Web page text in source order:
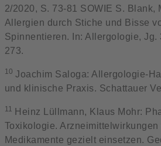
2/2020, S. 73-81 SOWIE S. Blank,
Allergien durch Stiche und Bisse
Spinnentieren. In: Allergologie, Jg.
273.
10 Joachim Saloga: Allergologie-
und klinische Praxis. Schattauer
11 Heinz Lüllmann, Klaus Mohr:
Toxikologie. Arzneimittelwirkungen
Medikamente gezielt einsetzen.